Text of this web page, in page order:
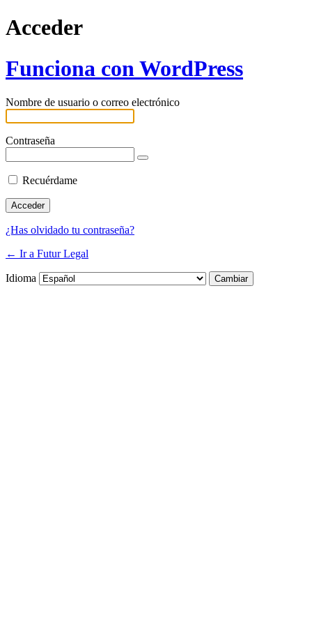
Acceder
Funciona con WordPress
Nombre de usuario o correo electrónico
Contraseña
Recuérdame
¿Has olvidado tu contraseña?
← Ir a Futur Legal
Idioma